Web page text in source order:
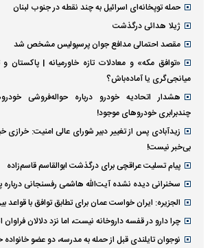
حمله توپخانه‌ای اسرائیل به چند نقطه در جنوب لبنان
ژیلا هدائی درگذشت
مقصد احتمالی مدافع جوان پرسپولیس مشخص شد
«توافق مکه» و معادلات تازه خاورمیانه | پاکستان و
میانجی‌گری یا آماده‌باش؟
هشدار اتحادیه خودرو درباره حواله‌فروشی
چندبرابری خودروهای موجود!
زیدآبادی پس از تغییر دبیر شورای عالی امنیت:
بی‌خبر نیست!
پیام تسلیت عراقچی برای درگذشت ابوالقاسم قاسم‌زاده
سخنرانی دیده نشده آیت‌الله هاشمی رفسنجانی درباره
الجزیره: ایران خواست عمان برای تطابق توافق با قواعد
چرا دارو در قفسه داروخانه نیست، اما نزد دلالان
نوجوان تایلندی قبل از حمله به مدرسه، دو عضو خانواده